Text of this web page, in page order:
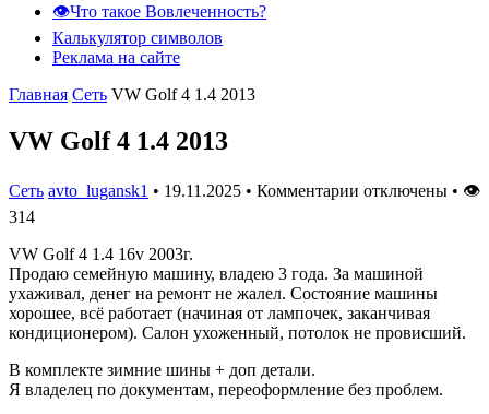
👁️Что такое Вовлеченность?
Калькулятор символов
Реклама на сайте
Главная Сеть VW Golf 4 1.4 2013
VW Golf 4 1.4 2013
Сеть avto_lugansk1 • 19.11.2025 • Комментарии отключены • 👁
314
VW Golf 4 1.4 16v 2003г.
Продаю семейную машину, владею 3 года. За машиной
ухаживал, денег на ремонт не жалел. Состояние машины
хорошее, всё работает (начиная от лампочек, заканчивая
кондиционером). Салон ухоженный, потолок не провисший.
В комплекте зимние шины + доп детали.
Я владелец по документам, переоформление без проблем.